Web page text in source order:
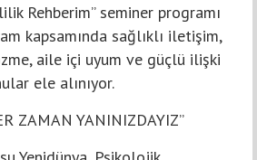
Rehberim” seminer programı
kapsamında sağlıklı iletişim,
aile içi uyum ve güçlü ilişki
ele alınıyor.
ZAMAN YANINIZDAYIZ”